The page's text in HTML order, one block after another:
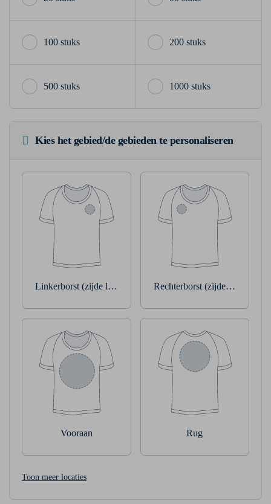
100 stuks 200 stuks
500 stuks 1000 stuks
Kies het gebied/de gebieden te personaliseren
Linkerborst (zijde linkerarm) Rechterborst (zijde
Vooraan Rug
Toon meer locaties